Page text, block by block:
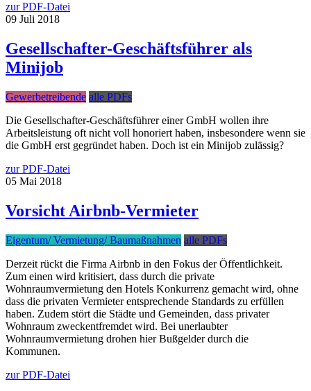
zur PDF-Datei
09 Juli 2018
Gesellschafter-Geschäftsführer als
Minijob
Gewerbetreibende alle PDFs
Die Gesellschafter-Geschäftsführer einer GmbH wollen ihre
Arbeitsleistung oft nicht voll honoriert haben, insbesondere wenn sie
die GmbH erst gegründet haben. Doch ist ein Minijob zulässig?
zur PDF-Datei
05 Mai 2018
Vorsicht Airbnb-Vermieter
Eigentum/ Vermietung/ Baumaßnahmen alle PDFs
Derzeit rückt die Firma Airbnb in den Fokus der Öffentlichkeit.
Zum einen wird kritisiert, dass durch die private
Wohnraumvermietung den Hotels Konkurrenz gemacht wird, ohne
dass die privaten Vermieter entsprechende Standards zu erfüllen
haben. Zudem stört die Städte und Gemeinden, dass privater
Wohnraum zweckentfremdet wird. Bei unerlaubter
Wohnraumvermietung drohen hier Bußgelder durch die
Kommunen.
zur PDF-Datei